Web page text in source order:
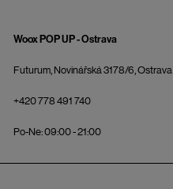
Woox POP UP - Ostrava
Futurum, Novinářská 3178/6, Ostrava
+420 778 491 740
Po-Ne: 09:00 - 21:00